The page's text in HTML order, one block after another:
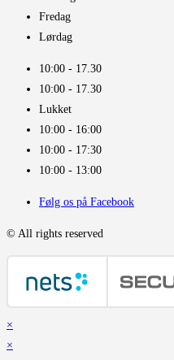
Fredag
Lørdag
10:00 - 17.30​
10:00 - 17.30​
Lukket
10:00 - 16:00​
10:00 - 17:30
10:00 - 13:00
Følg os på Facebook
© All rights reserved
×
×